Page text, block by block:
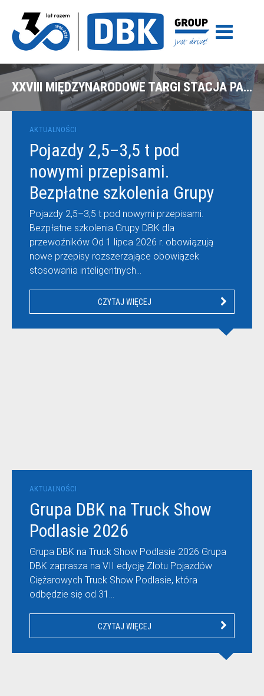
XXVIII MIĘDZYNARODOWE TARGI STACJA PALIW 2023
AKTUALNOŚCI
Pojazdy 2,5–3,5 t pod
nowymi przepisami.
Bezpłatne szkolenia Grupy
DBK dla przewoźników
Pojazdy 2,5–3,5 t pod nowymi przepisami.
Bezpłatne szkolenia Grupy DBK dla
przewoźników Od 1 lipca 2026 r. obowiązują
nowe przepisy rozszerzające obowiązek
stosowania inteligentnych…
CZYTAJ WIĘCEJ
AKTUALNOŚCI
Grupa DBK na Truck Show
Podlasie 2026
Grupa DBK na Truck Show Podlasie 2026 Grupa
DBK zaprasza na VII edycję Zlotu Pojazdów
Ciężarowych Truck Show Podlasie, która
odbędzie się od 31…
CZYTAJ WIĘCEJ